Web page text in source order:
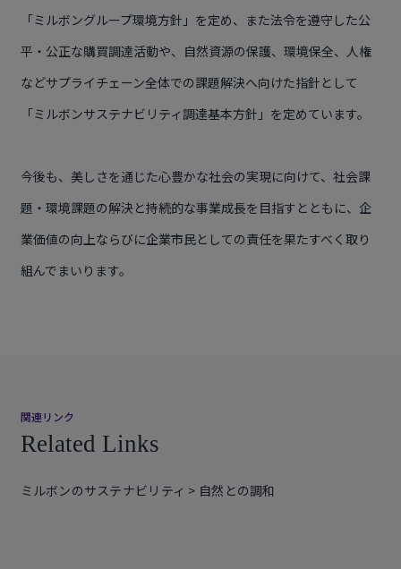
「ミルボングループ環境方針」を定め、また法令を遵守した公
平・公正な購買調達活動や、自然資源の保護、環境保全、人権
などサプライチェーン全体での課題解決へ向けた指針として
「ミルボンサステナビリティ調達基本方針」を定めています。
今後も、美しさを通じた心豊かな社会の実現に向けて、社会課
題・環境課題の解決と持続的な事業成長を目指すとともに、企
業価値の向上ならびに企業市民としての責任を果たすべく取り
組んでまいります。
関連リンク
Related Links
ミルボンのサステナビリティ > 自然との調和